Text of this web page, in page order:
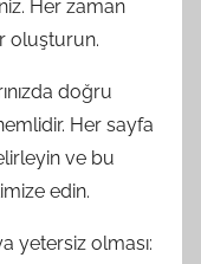
Her zaman
oluşturun.
doğru
Her sayfa
ve bu
edin.
yetersiz olması: